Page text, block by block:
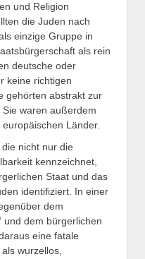
und Religion
die Juden nach
einzige Gruppe in
als rein
deutsche oder
keine richtigen
gehörten abstrakt zur
waren außerdem
Länder.
nicht nur die
kennzeichnet,
Staat und das
identifiziert. In einer
dem
und dem bürgerlichen
eine fatale
wurzellos,